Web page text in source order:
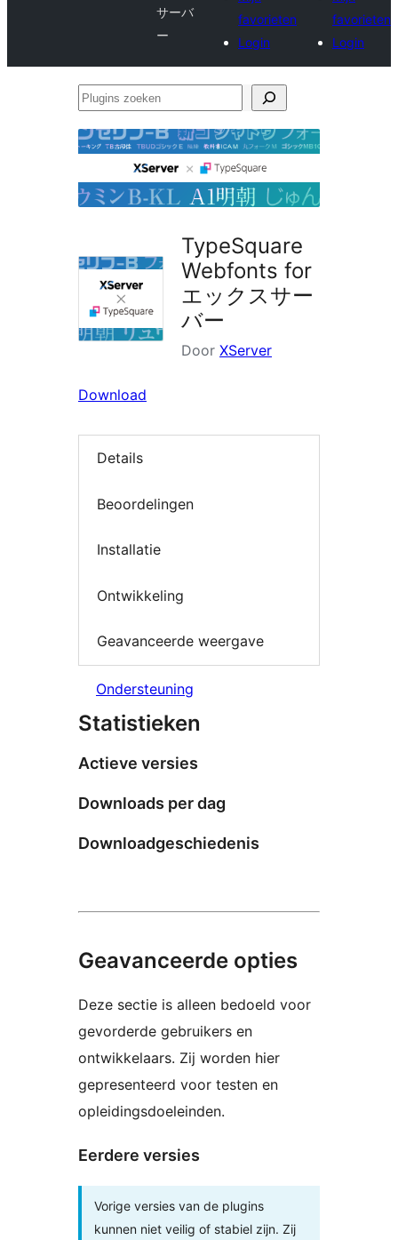
サーバ
ー
favorieten
Login
favorieten
Login
Plugins
TypeSquare
Webfonts for
エックスサー
バー
Door XServer
Download
Details
Beoordelingen
Installatie
Ontwikkeling
Geavanceerde weergave
Ondersteuning
Statistieken
Actieve versies
Downloads per dag
Downloadgeschiedenis
Geavanceerde opties
Deze sectie is alleen bedoeld voor
gevorderde gebruikers en
ontwikkelaars. Zij worden hier
gepresenteerd voor testen en
opleidingsdoeleinden.
Eerdere versies
Vorige versies van de plugins
kunnen niet veilig of stabiel zijn. Zij